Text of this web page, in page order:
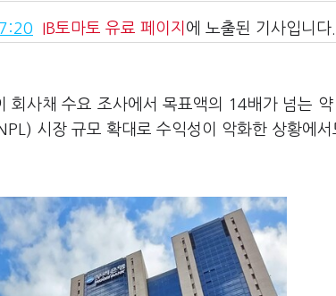
IB토마토 유료 페이지 에 노출된 기사입니다.
회사채 수요 조사에서 목표액의 14배가 넘는
시장 규모 확대로 수익성이 악화한 상황에